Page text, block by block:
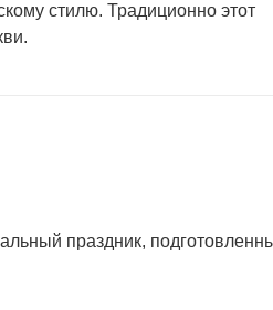
стилю. Традиционно этот
праздник,